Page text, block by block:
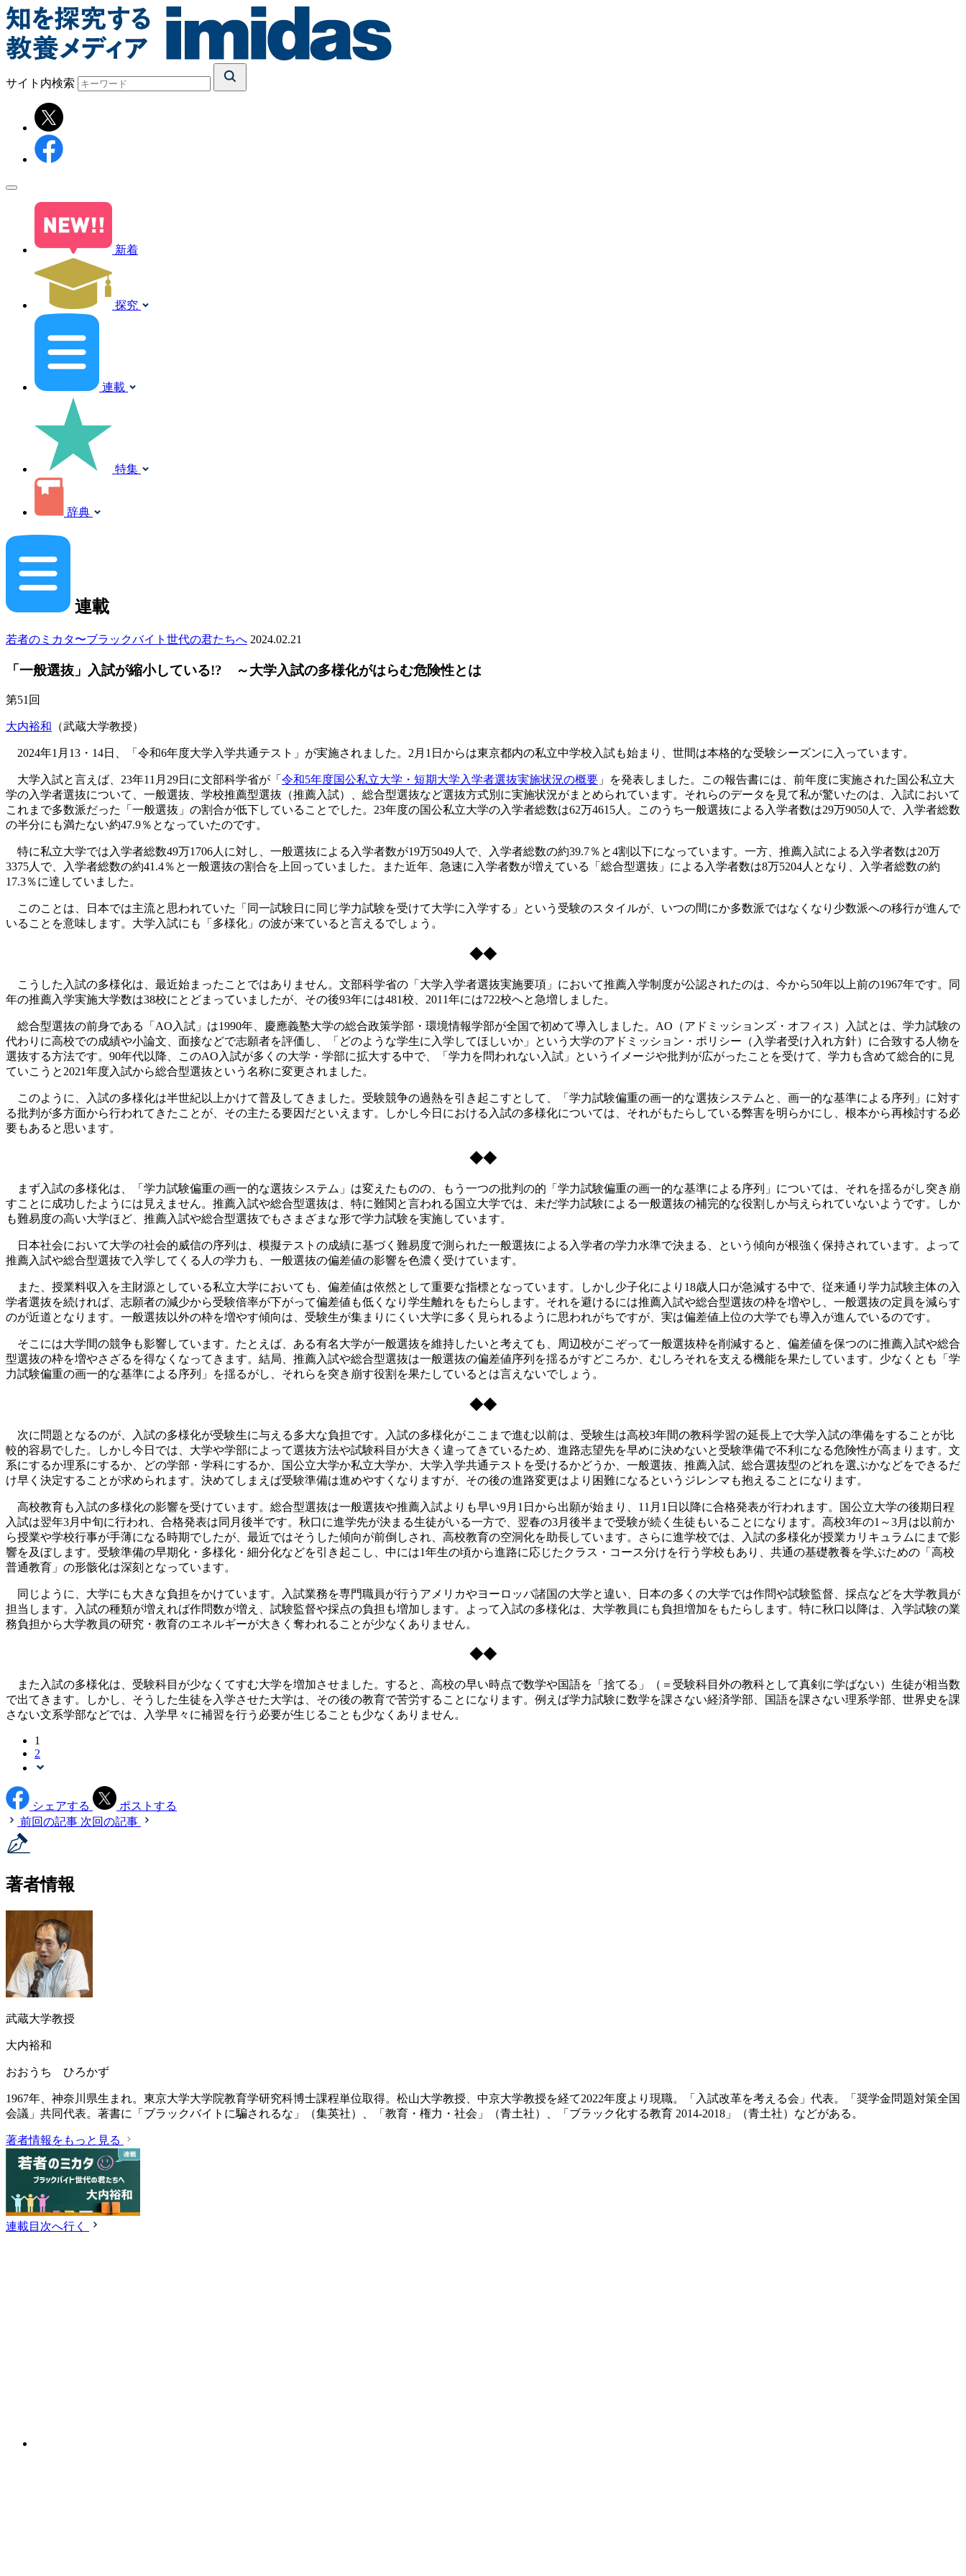
サイト内検索
新着
探究
連載
特集
辞典
連載
若者のミカタ〜ブラックバイト世代の君たちへ 2024.02.21
「一般選抜」入試が縮小している!? ～大学入試の多様化がはらむ危険性とは
第51回
大内裕和 （武蔵大学教授）
2024年1月13・14日、「令和6年度大学入学共通テスト」が実施されました。2月1日からは東京都内の私立中学校入試も始まり、世間は本格的な受験シーズンに入っています。
大学入試と言えば、23年11月29日に文部科学省が「 令和5年度国公私立大学・短期大学入学者選抜実施状況の概要 」を発表しました。この報告書には、前年度に実施された国公私立大
学の入学者選抜について、一般選抜、学校推薦型選抜（推薦入試）、総合型選抜など選抜方式別に実施状況がまとめられています。それらのデータを見て私が驚いたのは、入試において
これまで多数派だった「一般選抜」の割合が低下していることでした。23年度の国公私立大学の入学者総数は62万4615人。このうち一般選抜による入学者数は29万9050人で、入学者総数
の半分にも満たない約47.9％となっていたのです。
特に私立大学では入学者総数49万1706人に対し、一般選抜による入学者数が19万5049人で、入学者総数の約39.7％と4割以下になっています。一方、推薦入試による入学者数は20万
3375人で、入学者総数の約41.4％と一般選抜の割合を上回っていました。また近年、急速に入学者数が増えている「総合型選抜」による入学者数は8万5204人となり、入学者総数の約
17.3％に達していました。
このことは、日本では主流と思われていた「同一試験日に同じ学力試験を受けて大学に入学する」という受験のスタイルが、いつの間にか多数派ではなくなり少数派への移行が進んで
いることを意味します。大学入試にも「多様化」の波が来ていると言えるでしょう。
◆◆
こうした入試の多様化は、最近始まったことではありません。文部科学省の「大学入学者選抜実施要項」において推薦入学制度が公認されたのは、今から50年以上前の1967年です。同
年の推薦入学実施大学数は38校にとどまっていましたが、その後93年には481校、2011年には722校へと急増しました。
総合型選抜の前身である「AO入試」は1990年、慶應義塾大学の総合政策学部・環境情報学部が全国で初めて導入しました。AO（アドミッションズ・オフィス）入試とは、学力試験の
代わりに高校での成績や小論文、面接などで志願者を評価し、「どのような学生に入学してほしいか」という大学のアドミッション・ポリシー（入学者受け入れ方針）に合致する人物を
選抜する方法です。90年代以降、このAO入試が多くの大学・学部に拡大する中で、「学力を問われない入試」というイメージや批判が広がったことを受けて、学力も含めて総合的に見
ていこうと2021年度入試から総合型選抜という名称に変更されました。
このように、入試の多様化は半世紀以上かけて普及してきました。受験競争の過熱を引き起こすとして、「学力試験偏重の画一的な選抜システムと、画一的な基準による序列」に対す
る批判が多方面から行われてきたことが、その主たる要因だといえます。しかし今日における入試の多様化については、それがもたらしている弊害を明らかにし、根本から再検討する必
要もあると思います。
◆◆
まず入試の多様化は、「学力試験偏重の画一的な選抜システム」は変えたものの、もう一つの批判の的「学力試験偏重の画一的な基準による序列」については、それを揺るがし突き崩
すことに成功したようには見えません。推薦入試や総合型選抜は、特に難関と言われる国立大学では、未だ学力試験による一般選抜の補完的な役割しか与えられていないようです。しか
も難易度の高い大学ほど、推薦入試や総合型選抜でもさまざまな形で学力試験を実施しています。
日本社会において大学の社会的威信の序列は、模擬テストの成績に基づく難易度で測られた一般選抜による入学者の学力水準で決まる、という傾向が根強く保持されています。よって
推薦入試や総合型選抜で入学してくる人の学力も、一般選抜の偏差値の影響を色濃く受けています。
また、授業料収入を主財源としている私立大学においても、偏差値は依然として重要な指標となっています。しかし少子化により18歳人口が急減する中で、従来通り学力試験主体の入
学者選抜を続ければ、志願者の減少から受験倍率が下がって偏差値も低くなり学生離れをもたらします。それを避けるには推薦入試や総合型選抜の枠を増やし、一般選抜の定員を減らす
のが近道となります。一般選抜以外の枠を増やす傾向は、受験生が集まりにくい大学に多く見られるように思われがちですが、実は偏差値上位の大学でも導入が進んでいるのです。
そこには大学間の競争も影響しています。たとえば、ある有名大学が一般選抜を維持したいと考えても、周辺校がこぞって一般選抜枠を削減すると、偏差値を保つのに推薦入試や総合
型選抜の枠を増やさざるを得なくなってきます。結局、推薦入試や総合型選抜は一般選抜の偏差値序列を揺るがすどころか、むしろそれを支える機能を果たしています。少なくとも「学
力試験偏重の画一的な基準による序列」を揺るがし、それらを突き崩す役割を果たしているとは言えないでしょう。
◆◆
次に問題となるのが、入試の多様化が受験生に与える多大な負担です。入試の多様化がここまで進む以前は、受験生は高校3年間の教科学習の延長上で大学入試の準備をすることが比
較的容易でした。しかし今日では、大学や学部によって選抜方法や試験科目が大きく違ってきているため、進路志望先を早めに決めないと受験準備で不利になる危険性が高まります。文
系にするか理系にするか、どの学部・学科にするか、国公立大学か私立大学か、大学入学共通テストを受けるかどうか、一般選抜、推薦入試、総合選抜型のどれを選ぶかなどをできるだ
け早く決定することが求められます。決めてしまえば受験準備は進めやすくなりますが、その後の進路変更はより困難になるというジレンマも抱えることになります。
高校教育も入試の多様化の影響を受けています。総合型選抜は一般選抜や推薦入試よりも早い9月1日から出願が始まり、11月1日以降に合格発表が行われます。国公立大学の後期日程
入試は翌年3月中旬に行われ、合格発表は同月後半です。秋口に進学先が決まる生徒がいる一方で、翌春の3月後半まで受験が続く生徒もいることになります。高校3年の1～3月は以前か
ら授業や学校行事が手薄になる時期でしたが、最近ではそうした傾向が前倒しされ、高校教育の空洞化を助長しています。さらに進学校では、入試の多様化が授業カリキュラムにまで影
響を及ぼします。受験準備の早期化・多様化・細分化などを引き起こし、中には1年生の頃から進路に応じたクラス・コース分けを行う学校もあり、共通の基礎教養を学ぶための「高校
普通教育」の形骸化は深刻となっています。
同じように、大学にも大きな負担をかけています。入試業務を専門職員が行うアメリカやヨーロッパ諸国の大学と違い、日本の多くの大学では作問や試験監督、採点などを大学教員が
担当します。入試の種類が増えれば作問数が増え、試験監督や採点の負担も増加します。よって入試の多様化は、大学教員にも負担増加をもたらします。特に秋口以降は、入学試験の業
務負担から大学教員の研究・教育のエネルギーが大きく奪われることが少なくありません。
◆◆
また入試の多様化は、受験科目が少なくてすむ大学を増加させました。すると、高校の早い時点で数学や国語を「捨てる」（＝受験科目外の教科として真剣に学ばない）生徒が相当数
で出てきます。しかし、そうした生徒を入学させた大学は、その後の教育で苦労することになります。例えば学力試験に数学を課さない経済学部、国語を課さない理系学部、世界史を課
さない文系学部などでは、入学早々に補習を行う必要が生じることも少なくありません。
1
2
シェアする
ポストする
前回の記事 次回の記事
著者情報
武蔵大学教授
大内裕和
おおうち ひろかず
1967年、神奈川県生まれ。東京大学大学院教育学研究科博士課程単位取得。松山大学教授、中京大学教授を経て2022年度より現職。「入試改革を考える会」代表。「奨学金問題対策全国
会議」共同代表。著書に「ブラックバイトに騙されるな」（集英社）、「教育・権力・社会」（青土社）、「ブラック化する教育 2014-2018」（青土社）などがある。
著者情報をもっと見る
連載目次へ行く